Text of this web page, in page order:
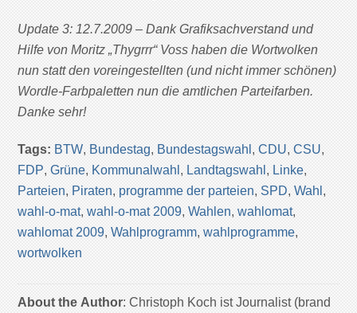
Update 3: 12.7.2009 – Dank Grafiksachverstand und
Hilfe von Moritz „Thygrrr“ Voss haben die Wortwolken
nun statt den voreingestellten (und nicht immer schönen)
Wordle-Farbpaletten nun die amtlichen Parteifarben.
Danke sehr!
Tags: BTW, Bundestag, Bundestagswahl ,CDU,CSU,
FDP,Grüne, Kommunalwahl , Landtagswahl , Linke,
Parteien, Piraten, programme der parteien,SPD,Wahl ,
wahl-o-mat,wahl-o-mat 2009,Wahlen,wahlomat,
wahlomat 2009,Wahlprogramm,wahlprogramme,
wortwolken
About the Author: Christoph Koch ist Journalist (brand